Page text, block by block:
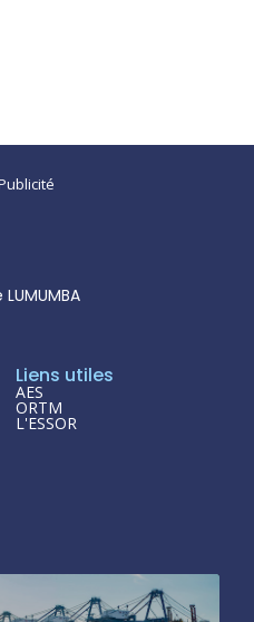
Liens utiles
AES
ORTM
L'ESSOR